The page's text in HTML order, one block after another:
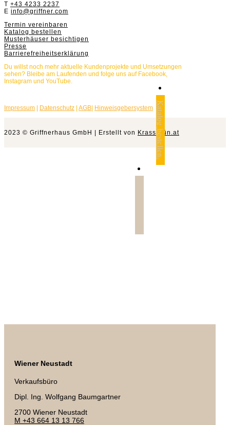
T +43 4233 2237
E info@griffner.com
Termin vereinbaren
Katalog bestellen
Musterhäuser besichtigen
Presse
Barrierefreiheitserklärung
Du willst noch mehr aktuelle Kundenprojekte und Umsetzungen
sehen? Bleibe am Laufenden und folge uns auf Facebook,
Instagram und YouTube.
Impressum | Datenschutz | AGB| Hinweisgebersystem
2023 © Griffnerhaus GmbH | Erstellt von Krassgrün.at
Katalog bestellen.
Wiener Neustadt
Verkaufsbüro
Dipl. Ing. Wolfgang Baumgartner
2700 Wiener Neustadt
M +43 664 13 13 766